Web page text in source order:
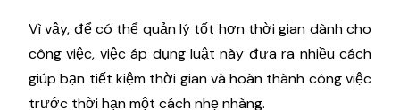
Vì vậy, để có thể quản lý tốt hơn thời gian dành cho
công việc, việc áp dụng luật này đưa ra nhiều cách
giúp bạn tiết kiệm thời gian và hoàn thành công việc
trước thời hạn một cách nhẹ nhàng.